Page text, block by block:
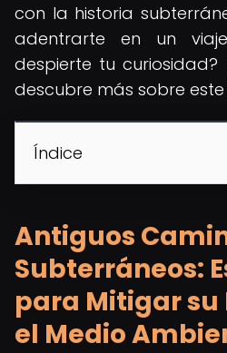
con la historia
adentrarte en un
despierte tu curiosidad?
descubre más sobre
Índice
Antiguos
Subterráneos:
para Mitigar
el Medio